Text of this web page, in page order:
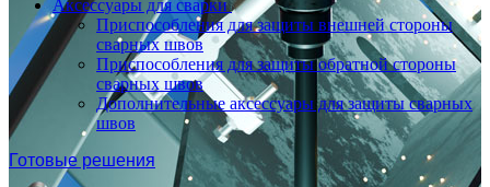
Аксессуары для сварки
Приспособления для защиты внешней стороны
сварных швов
Приспособления для защиты обратной стороны
сварных швов
Дополнительные аксессуары для защиты сварных
швов
Готовые решения